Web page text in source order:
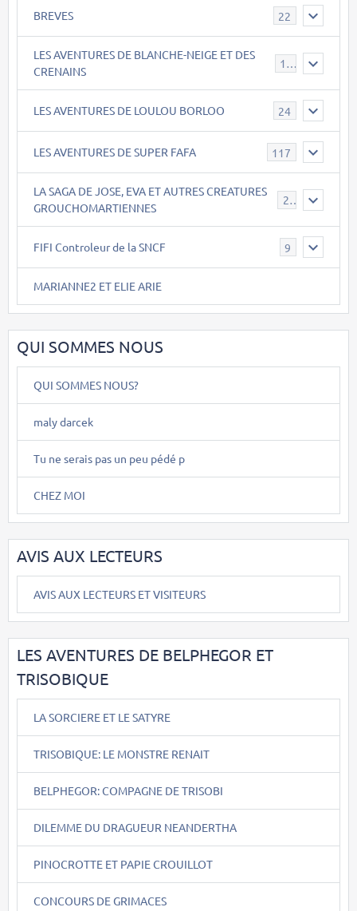
BREVES 22
LES AVENTURES DE BLANCHE-NEIGE ET DES
CRENAINS
17
LES AVENTURES DE LOULOU BORLOO 24
LES AVENTURES DE SUPER FAFA 117
LA SAGA DE JOSE, EVA ET AUTRES CREATURES
GROUCHOMARTIENNES
26
FIFI Controleur de la SNCF 9
MARIANNE2 ET ELIE ARIE
QUI SOMMES NOUS
QUI SOMMES NOUS?
maly darcek
Tu ne serais pas un peu pédé p
CHEZ MOI
AVIS AUX LECTEURS
AVIS AUX LECTEURS ET VISITEURS
LES AVENTURES DE BELPHEGOR ET
TRISOBIQUE
LA SORCIERE ET LE SATYRE
TRISOBIQUE: LE MONSTRE RENAIT
BELPHEGOR: COMPAGNE DE TRISOBI
DILEMME DU DRAGUEUR NEANDERTHA
PINOCROTTE ET PAPIE CROUILLOT
CONCOURS DE GRIMACES